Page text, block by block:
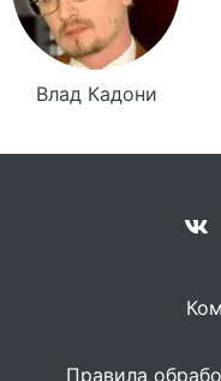
Влад Кадони
Правила